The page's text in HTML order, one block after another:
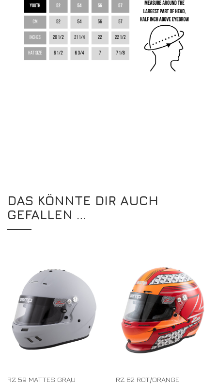
DAS KÖNNTE DIR AUCH
GEFALLEN …
RZ 59 MATTES GRAU RZ 62 ROT/ORANGE